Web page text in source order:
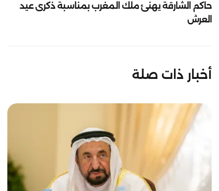
حاكم الشارقة يهنئ ملك المغرب بمناسبة ذكرى عيد
العرش
أخبار ذات صلة